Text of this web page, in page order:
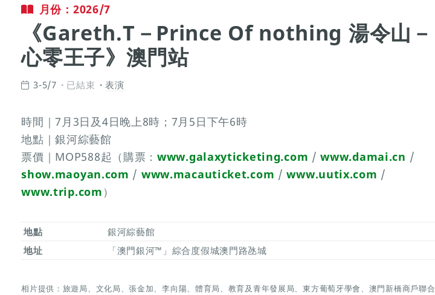
月份：2026/7
《Gareth.T－Prince Of nothing 湯令山－
心零王子》澳門站
3-5/7 已結束 表演
時間｜7月3日及4日晚上8時；7月5日下午6時
地點｜銀河綜藝館
票價｜MOP588起（購票：www.galaxyticketing.com /www.damai.cn /
show.maoyan.com / www.macauticket.com /www.uutix.com /
www.trip.com ）
地點
銀河綜藝館
地址
「澳門銀河™」綜合度假城澳門路氹城
相片提供：旅遊局、文化局、張金加、李向陽、體育局、教育及青年發展局、東方葡萄牙學會、澳門新橋商戶聯合